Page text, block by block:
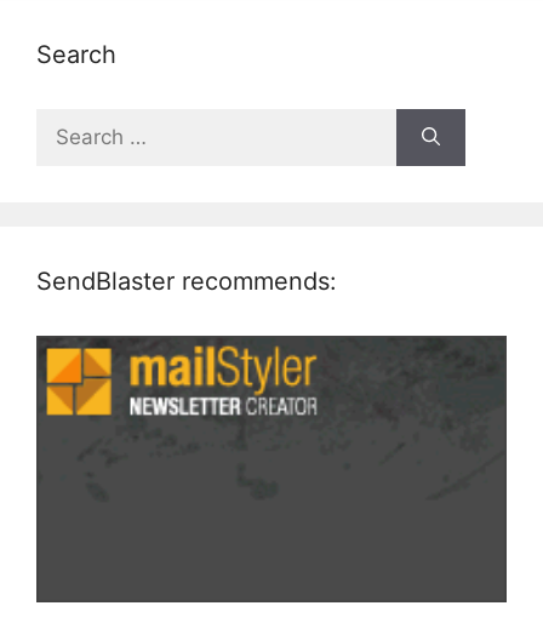
Search
Search
SendBlaster recommends: